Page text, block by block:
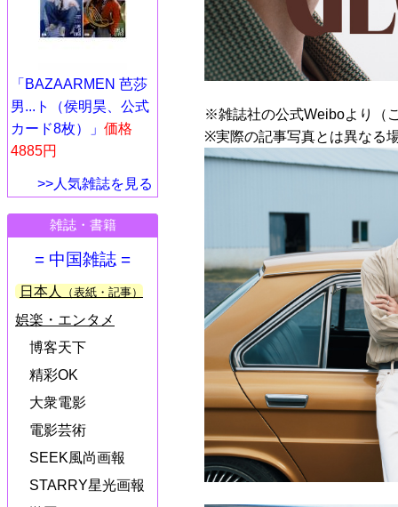
「BAZAARMEN 芭莎
男...ト（侯明昊、公式
カード8枚）」 価格
4885円
>>人気雑誌を見る
雑誌・書籍
= 中国雑誌 =
日本人 （表紙・記事）
娯楽・エンタメ
博客天下
精彩OK
大衆電影
電影芸術
SEEK風尚画報
STARRY星光画報
※雑誌社の公式Weiboより（
※実際の記事写真とは異なる